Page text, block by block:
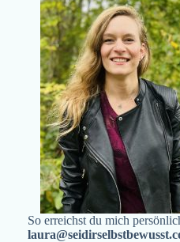
So erreichst du mich